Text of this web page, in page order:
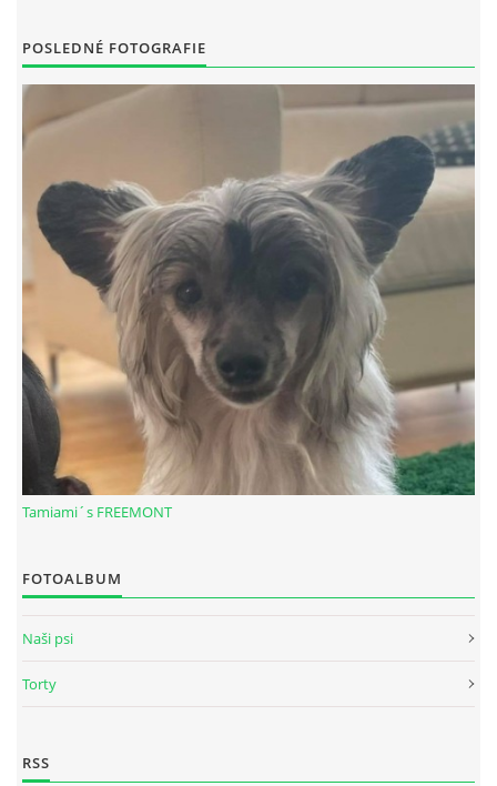
KONTAKT
© 2026 eStránky.sk|RSS
POSLEDNÉ FOTOGRAFIE
Tamiami´s FREEMONT
FOTOALBUM
Naši psi
Torty
RSS